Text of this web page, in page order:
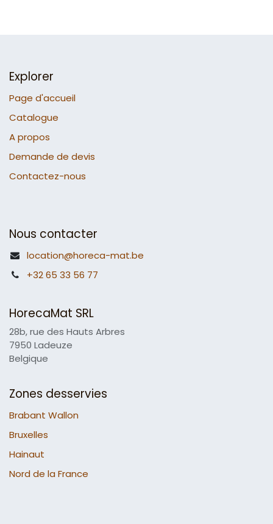
Explorer
Page d'accueil
Catalogue
A propos
Demande de devis
Contactez-nous
Nous contacter
location@horeca-mat.be
+32 65 33 56 77
HorecaMat SRL
28b, rue des Hauts Arbres
7950 Ladeuze
Belgique
Zones desservies
Brabant Wallon
Bruxelles
Hainaut
Nord de la France